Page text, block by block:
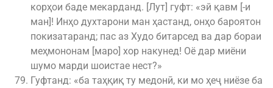
корҳои баде мекарданд. [Лут] гуфт: «эй қавм [-и
ман]! Инҳо духтарони ман ҳастанд, онҳо бароятон
покизатаранд; пас аз Худо битарсед ва дар бораи
меҳмононам [маро] хор накунед! Оё дар миёни
шумо марди шоистае нест?»
Гуфтанд: «ба таҳқиқ ту медонӣ, ки мо ҳеҷ ниёзе ба